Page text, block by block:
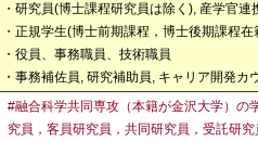
・研究員(博士課程研究員は除く), 産学官連
・正規学生(博士前期課程，博士後期課程
・役員、事務職員、技術職員
・事務補佐員, 研究補助員, キャリア開発カ
#融合科学共同専攻（本籍が金沢大学）の
究員，客員研究員，共同研究員，受託研